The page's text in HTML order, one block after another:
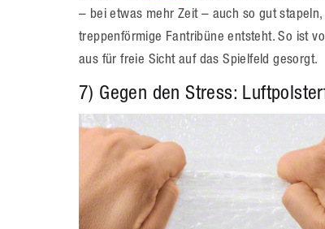
– bei etwas mehr Zeit – auch so gut stapeln,
treppenförmige Fantribüne entsteht. So ist
aus für freie Sicht auf das Spielfeld gesorgt.
7) Gegen den Stress: